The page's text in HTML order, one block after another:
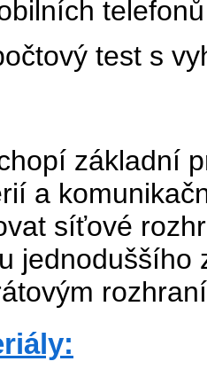
test s
základní
a
síťové
jednoduššího